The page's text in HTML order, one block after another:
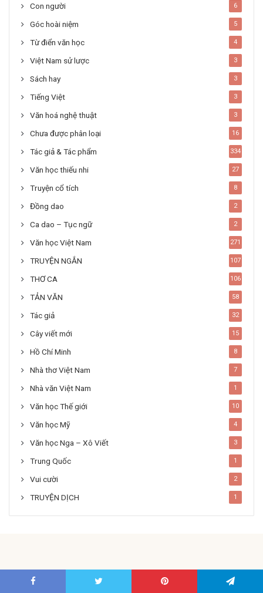
Con người 6
Góc hoài niệm 5
Từ điển văn học 4
Việt Nam sử lược 3
Sách hay 3
Tiếng Việt 3
Văn hoá nghệ thuật 3
Chưa được phân loại 16
Tác giả & Tác phẩm 334
Văn học thiếu nhi 27
Truyện cổ tích 8
Đồng dao 2
Ca dao – Tục ngữ 2
Văn học Việt Nam 271
TRUYỆN NGẮN 107
THƠ CA 106
TẢN VĂN 58
Tác giả 32
Cây viết mới 15
Hồ Chí Minh 8
Nhà thơ Việt Nam 7
Nhà văn Việt Nam 1
Văn học Thế giới 10
Văn học Mỹ 4
Văn học Nga – Xô Viết 3
Trung Quốc 1
Vui cười 2
TRUYỆN DỊCH 1
Most Recent Topics